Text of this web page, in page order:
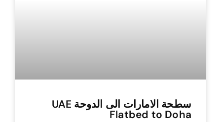
سطحة الامارات الى الدوحة UAE
Flatbed to Doha